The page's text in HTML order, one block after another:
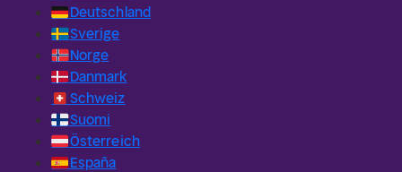
🇩🇪Deutschland
🇸🇪Sverige
🇳🇴Norge
🇩🇰Danmark
🇨🇭 Schweiz
🇫🇮Suomi
🇦🇹Österreich
🇪🇸España